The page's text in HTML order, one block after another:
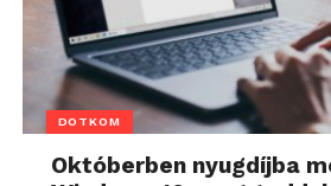
DOTKOM
Októberben nyugdíjba